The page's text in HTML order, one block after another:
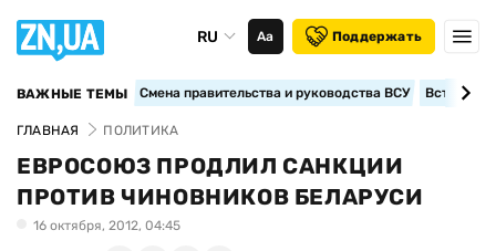
RU Аа Поддержать
ВАЖНЫЕ ТЕМЫ Смена правительства и руководства ВСУ
ГЛАВНАЯ ПОЛИТИКА
ЕВРОСОЮЗ ПРОДЛИЛ САНКЦИИ
ПРОТИВ ЧИНОВНИКОВ БЕЛАРУСИ
16 октября, 2012, 04:45